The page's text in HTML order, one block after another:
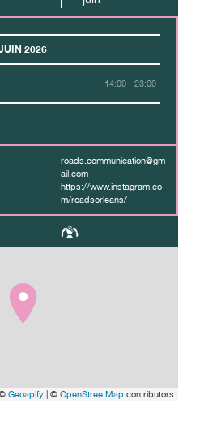
2026
14:00 - 23:00
roads.communication@gm
ail.com
https://www.instagram.co
m/roadsorleans/
Geoapify | © OpenStreetMap contributors